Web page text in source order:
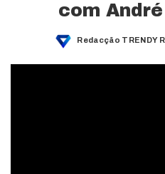
com
Posted
Redacção TRENDY